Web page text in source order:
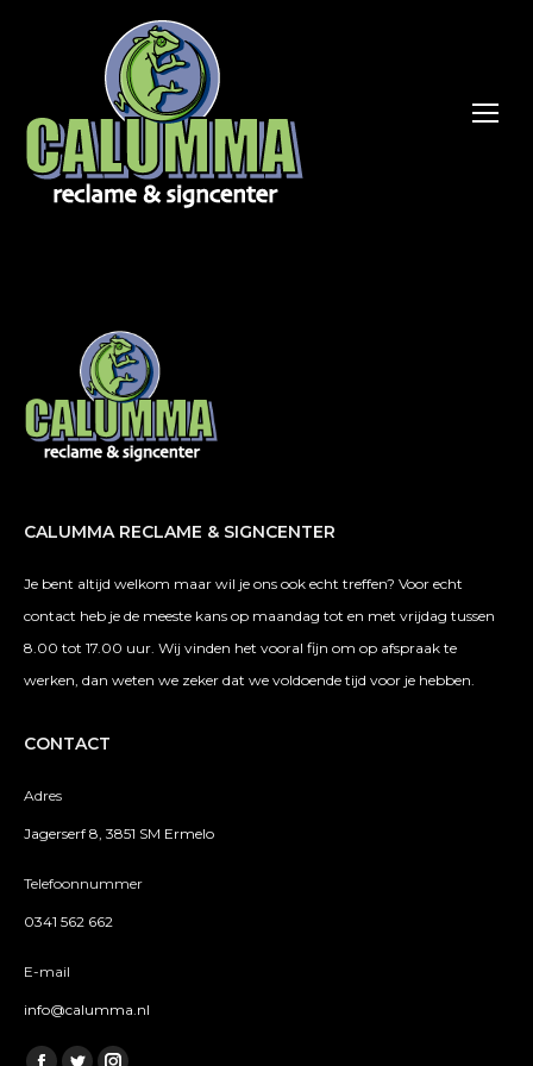
CALUMMA RECLAME & SIGNCENTER
Je bent altijd welkom maar wil je ons ook echt treffen? Voor echt
contact heb je de meeste kans op maandag tot en met vrijdag tussen
8.00 tot 17.00 uur. Wij vinden het vooral fijn om op afspraak te
werken, dan weten we zeker dat we voldoende tijd voor je hebben.
CONTACT
Adres
Jagerserf 8, 3851 SM Ermelo
Telefoonnummer
0341 562 662
E-mail
info@calumma.nl
Vind ons op: